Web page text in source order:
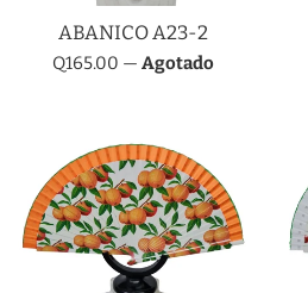
ABANICO A23-2
Precio
Q165.00 — Agotado